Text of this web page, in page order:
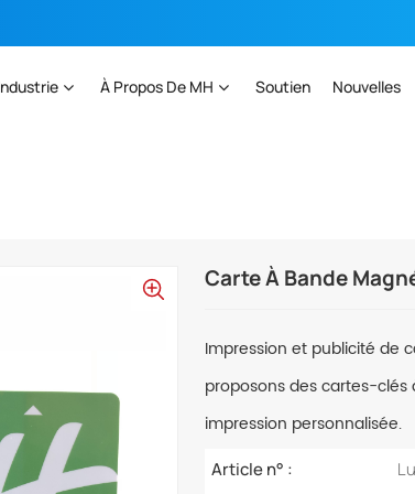
À Propos De MH Soutien Nouvelles
Carte À Bande
Impression et publicité de
proposons des cartes-
impression personnalisée.
Article n° :